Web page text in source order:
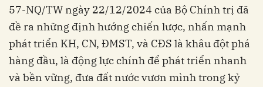
57-NQ/TW ngày 22/12/2024 của Bộ Chính trị đã
đề ra những định hướng chiến lược, nhấn mạnh
phát triển KH, CN, ĐMST, và CĐS là khâu đột phá
hàng đầu, là động lực chính để phát triển nhanh
và bền vững, đưa đất nước vươn mình trong kỷ